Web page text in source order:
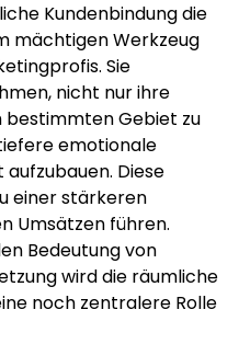
Kundenbindung die
mächtigen Werkzeug
Sie
nicht nur ihre
bestimmten Gebiet zu
emotionale
Diese
einer stärkeren
Umsätzen führen.
Bedeutung von
wird die räumliche
noch zentralere Rolle